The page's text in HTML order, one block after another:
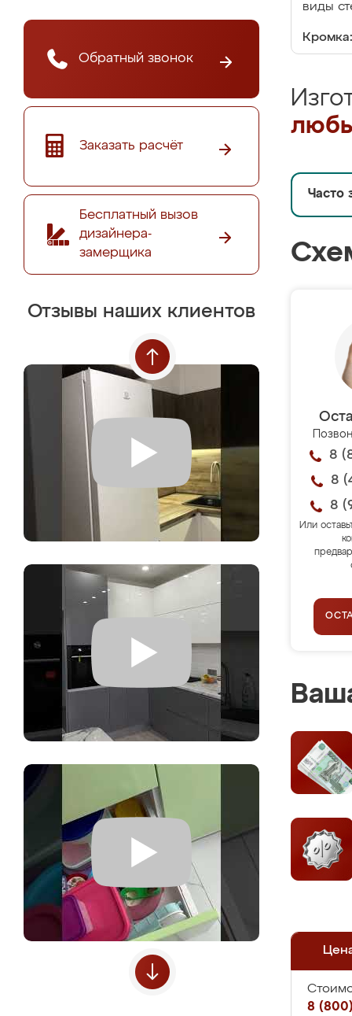
Обратный звонок
Заказать расчёт
Бесплатный вызов
дизайнера-
замерщика
Отзывы наших клиентов
виды
Кромка:
Часто
8
8
8
Или
8